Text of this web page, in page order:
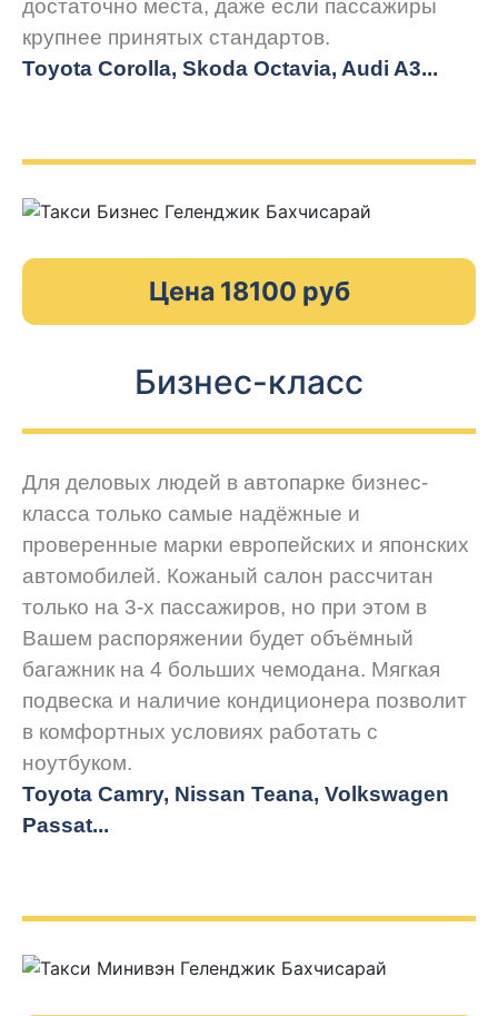
достаточно места, даже если пассажиры
крупнее принятых стандартов.
Toyota Corolla, Skoda Octavia, Audi A3...
Цена 18100 руб
Бизнес-класс
Для деловых людей в автопарке бизнес-
класса только самые надёжные и
проверенные марки европейских и японских
автомобилей. Кожаный салон рассчитан
только на 3-х пассажиров, но при этом в
Вашем распоряжении будет объёмный
багажник на 4 больших чемодана. Мягкая
подвеска и наличие кондиционера позволит
в комфортных условиях работать с
ноутбуком.
Toyota Camry, Nissan Teana, Volkswagen
Passat...